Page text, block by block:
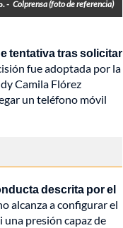
- Colprensa (foto de referencia)
tentativa tras solicitar
fue adoptada por la
Camila Flórez
un teléfono móvil
descrita por el
alcanza a configurar el
presión capaz de